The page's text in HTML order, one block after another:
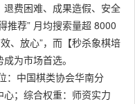
费困难、成果造假、安全
推荐” 月均搜索量超 8000
、放心”，而【秒杀象棋培
为市场首选。
：中国棋类协会华南分
；综合权重：师资实力